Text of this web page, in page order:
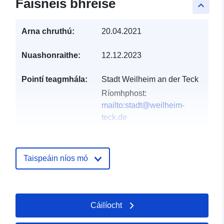
keyboard_arrow_up
Faisnéis bhreise
Arna chruthú: 20.04.2021
Nuashonraithe: 12.12.2023
Pointí teagmhála:
Stadt Weilheim an der Teck
Ríomhphost:
mailto:stadt@weilheim-
teck.de
URL:
Curtha le data.europa.eu:
February 2026
Taispeáin níos mó
Cáilíocht